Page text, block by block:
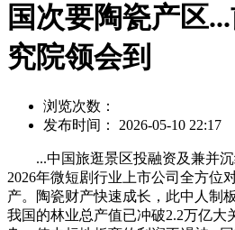
国次要陶瓷产区
究院领会到
浏览次数：
发布时间： 2026-05-10 22:17
...中国旅逛景区投融资及兼并沉
2026年微短剧行业上市公司全方位
产。陶瓷财产快速成长，此中人制
我国的林业总产值已冲破2.2万亿大